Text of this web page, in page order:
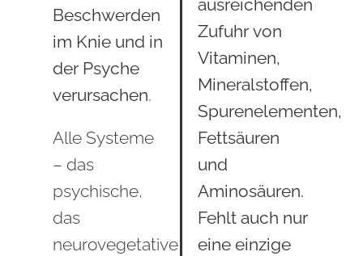
Beschwerden
im Knie und in
der Psyche
verursachen.
Alle Systeme
– das
psychische,
das
neurovegetative
ausreichenden
Zufuhr von
Vitaminen,
Mineralstoffen,
Spurenelementen,
Fettsäuren
und
Aminosäuren.
Fehlt auch nur
eine einzige